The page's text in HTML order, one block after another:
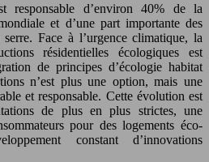
responsable d’environ 40% de la
et d’une part importante des
Face à l’urgence climatique, la
résidentielles écologiques est
de principes d’écologie habitat
n’est plus une option, mais une
et responsable. Cette évolution est
de plus en plus strictes, une
pour des logements éco-
constant d’innovations